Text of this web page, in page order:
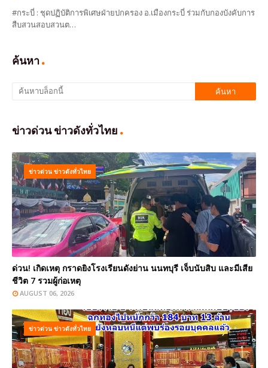
#กระบี่ : ชุดปฏิบัติการพิเศษฝ่ายปกครอง อ.เมืองกระบี่ ร่วมกับกองบังคับการ
สืบสวนสอบสวนต…
ค้นหา
ข่าวด่วน ข่าวดังทั่วไทย
ข่าวด่วน ข่าวดังทั่วไทย
ด่วน! เกิดเหตุ กราดยิงโรงเรียนดังย่าน นนทบุรี เจ็บนับสิบ และมีเสีย
ชีวิต 7 รวมผู้ก่อเหตุ
AUGUST 06, 2026
ข่าวด่วน ข่าวดังทั่วไทย